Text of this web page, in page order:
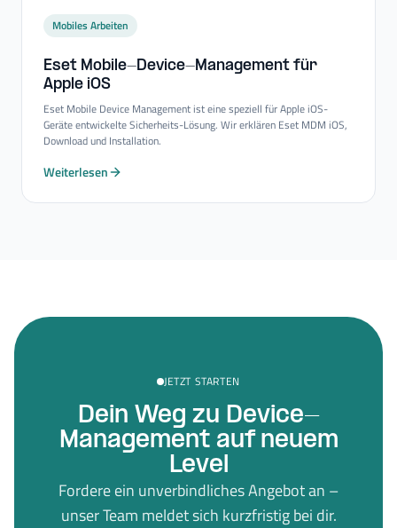
Mobiles Arbeiten
Eset Mobile-​Device-​Management für
Apple iOS
Eset Mobile Device Management ist eine speziell für Apple iOS-
Geräte entwickelte Sicherheits-Lösung. Wir erklären Eset MDM iOS,
Download und Installation.
Weiterlesen
JETZT STARTEN
Dein Weg zu Device-
Management auf neuem
Level
Fordere ein unverbindliches Angebot an –
unser Team meldet sich kurzfristig bei dir.